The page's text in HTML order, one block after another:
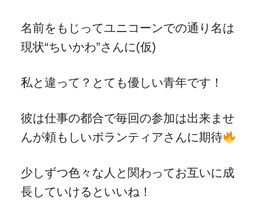
名前をもじってユニコーンでの通り名は
現状“ちいかわ”さんに(仮)
私と違って？とても優しい青年です！
彼は仕事の都合で毎回の参加は出来ませ
んが頼もしいボランティアさんに期待
少しずつ色々な人と関わってお互いに成
長していけるといいね！